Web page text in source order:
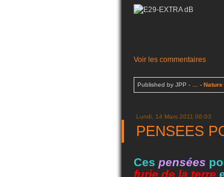
Voir les commentaires
Published by JPP - - Nature
Lundi, 14 Mars 2011 06:03
PENSEES
Ces pensées
furie de la terre